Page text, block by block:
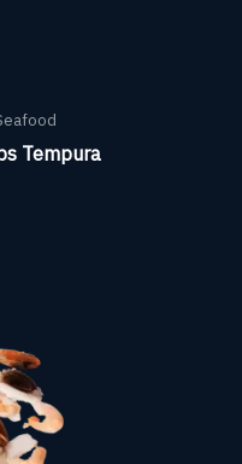
Tempura